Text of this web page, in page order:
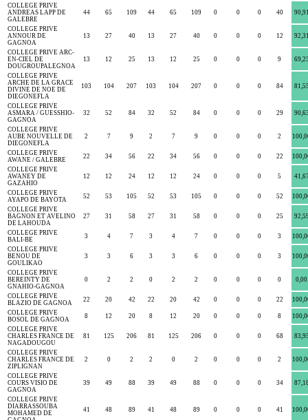
COLLEGE PRIVE
ANDREAS LAPP DE
GALEBRE
44 65 109 44 65 109 0 0 0 40
COLLEGE PRIVE
ANNOUR DE
GAGNOA
13 27 40 13 27 40 0 0 0 12
COLLEGE PRIVE ARC-
EN-CIEL DE
DOUGROUPALEGNOA
13 12 25 13 12 25 0 0 0 9
COLLEGE PRIVE
ARCHE DE LA GRACE
DIVINE DE NOE DE
DIEGONEFLA
103 104 207 103 104 207 0 0 0 84
COLLEGE PRIVE
ASMARA / GUESSHIO-
GAGNOA
32 52 84 32 52 84 0 0 0 29
COLLEGE PRIVE
AUBE NOUVELLE DE
DIEGONEFLA
2 7 9 2 7 9 0 0 0 2
COLLEGE PRIVE
AWANE / GALEBRE
22 34 56 22 34 56 0 0 0 22
COLLEGE PRIVE
AWANEY DE
GAZAHIO
12 12 24 12 12 24 0 0 0 5
COLLEGE PRIVE
AYAPO DE BAYOTA
52 53 105 52 53 105 0 0 0 52
COLLEGE PRIVE
BAGNON ET AVELINO
DE LAHOUDA
27 31 58 27 31 58 0 0 0 25
COLLEGE PRIVE
BALI-BE
3 4 7 3 4 7 0 0 0 3
COLLEGE PRIVE
BENOU DE
GOULIKAO
3 3 6 3 3 6 0 0 0 3
COLLEGE PRIVE
BEREINTY DE
GNAHIO-GAGNOA
0 2 2 0 2 2 0 0 0 0 0,00
COLLEGE PRIVE
BLAZIO DE GAGNOA
22 20 42 22 20 42 0 0 0 22
COLLEGE PRIVE
BOSOL DE GAGNOA
8 12 20 8 12 20 0 0 0 8
COLLEGE PRIVE
CHARLES FRANCE DE
NAGADOUGOU
81 125 206 81 125 206 0 0 0 68
COLLEGE PRIVE
CHARLES FRANCE DE
ZIPLIGNAN
2 0 2 2 0 2 0 0 0 2
COLLEGE PRIVE
COURS VISIO DE
GAGNOA
39 49 88 39 49 88 0 0 0 34
COLLEGE PRIVE
DIARRASSOUBA
MOHAMED DE
41 48 89 41 48 89 0 0 0 41